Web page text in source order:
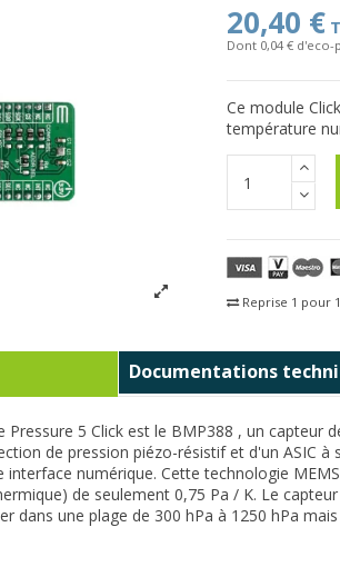
20,40 €
Dont 0,04 €
Ce module
température
Reprise 1 pour 1
Documentations
Pressure 5 Click est le BMP388 , un capteur
de pression piézo-résistif et d'un ASIC
numérique. Cette technologie
de seulement 0,75 Pa / K. Le
dans une plage de 300 hPa à 1250 hPa